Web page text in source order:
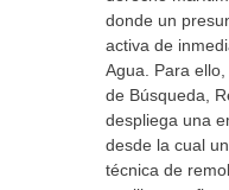
donde un
activa de
Agua. Para ello,
de Búsqueda,
despliega una
desde la cual
técnica de